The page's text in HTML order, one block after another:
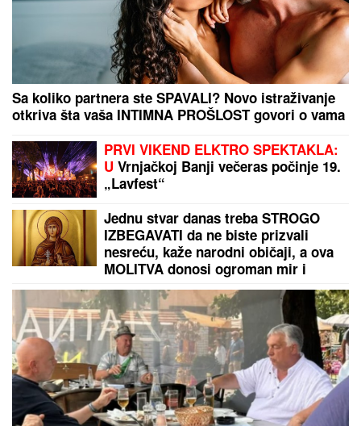
Sa koliko partnera ste SPAVALI? Novo istraživanje
otkriva šta vaša INTIMNA PROŠLOST govori o vama
PRVI VIKEND ELKTRO SPEKTAKLA:
U Vrnjačkoj Banji večeras počinje 19.
„Lavfest“
Jednu stvar danas treba STROGO
IZBEGAVATI da ne biste prizvali
nesreću, kaže narodni običaji, a ova
MOLITVA donosi ogroman mir i
blagoslov: Slavi se SVETA PETKA
TRNOVA